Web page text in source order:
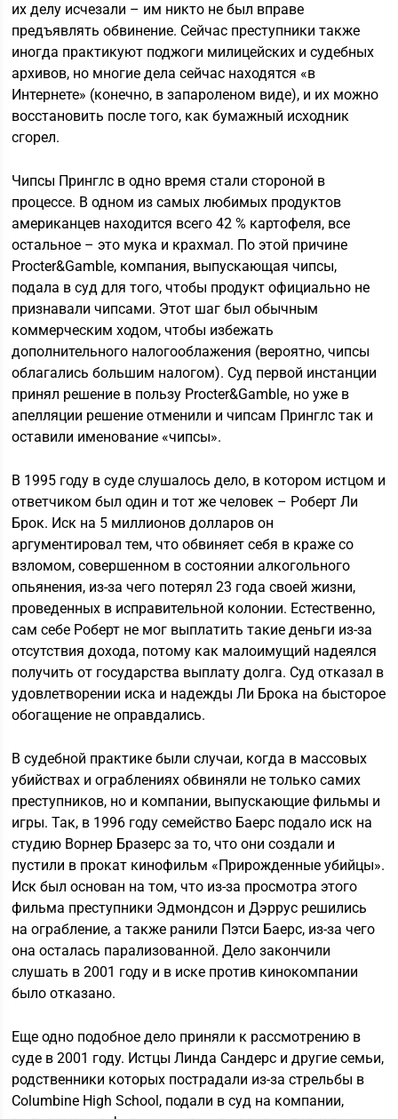
их делу исчезали – им никто не был вправе
предъявлять обвинение. Сейчас преступники также
иногда практикуют поджоги милицейских и судебных
архивов, но многие дела сейчас находятся «в
Интернете» (конечно, в запароленом виде), и их можно
восстановить после того, как бумажный исходник
сгорел.
Чипсы Принглс в одно время стали стороной в
процессе. В одном из самых любимых продуктов
американцев находится всего 42 % картофеля, все
остальное – это мука и крахмал. По этой причине
Procter&Gamble, компания, выпускающая чипсы,
подала в суд для того, чтобы продукт официально не
признавали чипсами. Этот шаг был обычным
коммерческим ходом, чтобы избежать
дополнительного налогооблажения (вероятно, чипсы
облагались большим налогом). Суд первой инстанции
принял решение в пользу Procter&Gamble, но уже в
апелляции решение отменили и чипсам Принглс так и
оставили именование «чипсы».
В 1995 году в суде слушалось дело, в котором истцом и
ответчиком был один и тот же человек – Роберт Ли
Брок. Иск на 5 миллионов долларов он
аргументировал тем, что обвиняет себя в краже со
взломом, совершенном в состоянии алкогольного
опьянения, из-за чего потерял 23 года своей жизни,
проведенных в исправительной колонии. Естественно,
сам себе Роберт не мог выплатить такие деньги из-за
отсутствия дохода, потому как малоимущий надеялся
получить от государства выплату долга. Суд отказал в
удовлетворении иска и надежды Ли Брока на бысторое
обогащение не оправдались.
В судебной практике были случаи, когда в массовых
убийствах и ограблениях обвиняли не только самих
преступников, но и компании, выпускающие фильмы и
игры. Так, в 1996 году семейство Баерс подало иск на
студию Ворнер Бразерс за то, что они создали и
пустили в прокат кинофильм «Прирожденные убийцы».
Иск был основан на том, что из-за просмотра этого
фильма преступники Эдмондсон и Дэррус решились
на ограбление, а также ранили Пэтси Баерс, из-за чего
она осталась парализованной. Дело закончили
слушать в 2001 году и в иске против кинокомпании
было отказано.
Еще одно подобное дело приняли к рассмотрению в
суде в 2001 году. Истцы Линда Сандерс и другие семьи,
родственники которых пострадали из-за стрельбы в
Columbine High School, подали в суд на компании,